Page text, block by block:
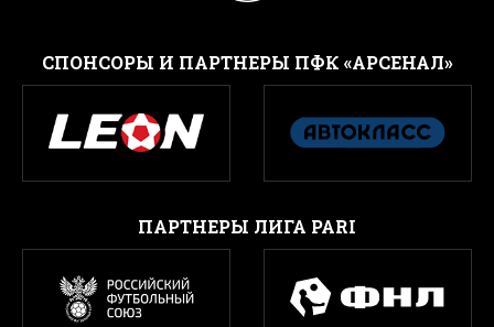
CПОНСОРЫ И ПАРТНЕРЫ ПФК «АРСЕНАЛ»
ПАРТНЕРЫ ЛИГА PARI